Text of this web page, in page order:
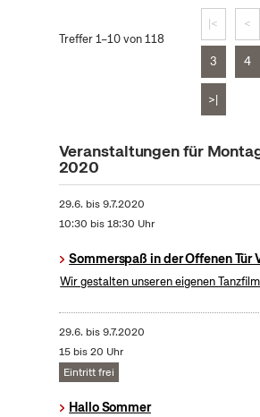
Treffer 1–10 von 118
|< <
3 4
>|
Veranstaltungen für
2020
29.6. bis9.7.2020
10:30 bis 18:30 Uhr
Sommerspaß in der Offenen Tür
Wir gestalten unseren eigenen Tanzfilm
29.6. bis9.7.2020
15 bis 20 Uhr
Eintritt frei
Hallo Sommer